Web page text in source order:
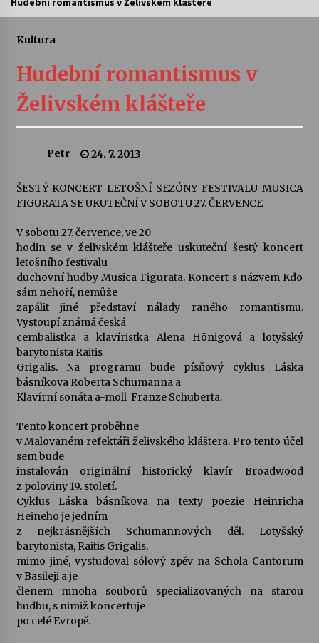
kapkou
Veselí muzikanti
šedesátka: 28. 7.–1. 8. 2026
28. 7. 2026
Letní koncerty ve Stromovce: Kolchoz a
Jenakaši
28. 7. 2026
Votavžatský ploty
23. 7. 2026
22. 7. 2026
Vysočinka
17. 7. 2026
Ozvěny prázdnin
14. 7. 2026
Za kulturou kousek za Humpolec. V Želivě ožije
Kultura
Hudební romantismus v
Želivském klášteře
Petr 24. 7. 2013
ŠESTÝ KONCERT LETOŠNÍ SEZÓNY FESTIVALU MUSICA
FIGURATA SE UKUTEČNÍ V SOBOTU 27. ČERVENCE
V sobotu 27. července, ve 20
hodin se v želivském klášteře uskuteční šestý koncert
letošního festivalu
duchovní hudby Musica Figurata. Koncert s názvem Kdo
sám nehoří, nemůže
zapálit jiné představí nálady raného romantismu.
Vystoupí známá česká
cembalistka a klavíristka Alena Hönigová a lotyšský
barytonista Raitis
Grigalis. Na programu bude písňový cyklus Láska
básníkova Roberta Schumanna a
Klavírní sonáta a-moll Franze Schuberta.
Tento koncert proběhne
v Malovaném refektáři želivského kláštera. Pro tento účel
sem bude
instalován originální historický klavír Broadwood
z poloviny 19. století.
Cyklus Láska básníkova na texty poezie Heinricha
Heineho je jedním
z nejkrásnějších Schumannových děl. Lotyšský
barytonista, Raitis Grigalis,
mimo jiné, vystudoval sólový zpěv na Schola Cantorum
v Basileji a je
členem mnoha souborů specializovaných na starou
hudbu, s nimiž koncertuje
po celé Evropě.